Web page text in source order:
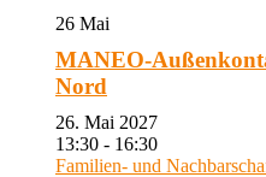
26 Mai
MANEO-
Nord
26. Mai 2027
13:30 - 16:30
Familien- und